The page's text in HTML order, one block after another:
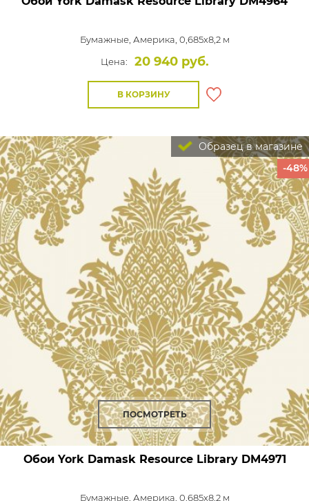
Бумажные, Америка, 0,685x8,2 м
Цена:
20 940 руб.
В КОРЗИНУ
Образец в магазине
-48%
ПОСМОТРЕТЬ
Обои York Damask Resource LibraryDM4971
Бумажные, Америка, 0,685x8,2 м